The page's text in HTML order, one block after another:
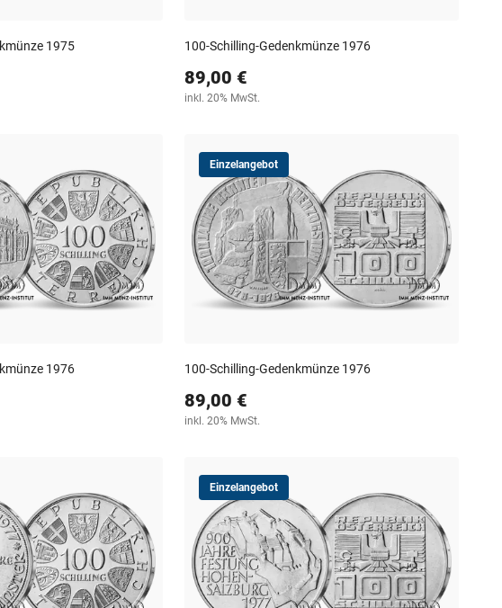
1975 100-Schilling-Gedenkmünze 1976
89,00 €
inkl. 20% MwSt.
1976
Einzelangebot
100-Schilling-Gedenkmünze 1976
89,00 €
inkl. 20% MwSt.
Einzelangebot